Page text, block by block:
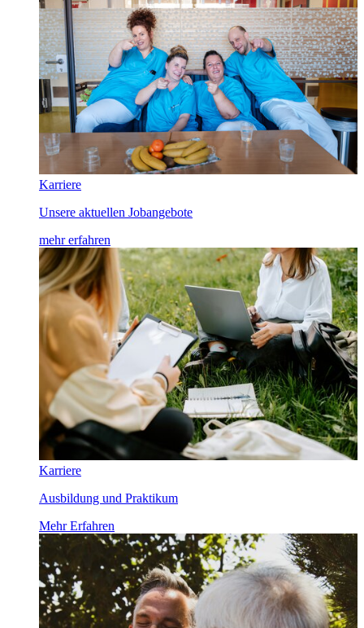
Karriere
Unsere aktuellen Jobangebote
mehr erfahren
Karriere
Ausbildung und Praktikum
Mehr Erfahren